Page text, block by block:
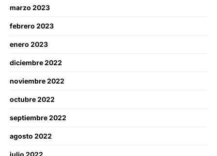
marzo 2023
febrero 2023
enero 2023
diciembre 2022
noviembre 2022
octubre 2022
septiembre 2022
agosto 2022